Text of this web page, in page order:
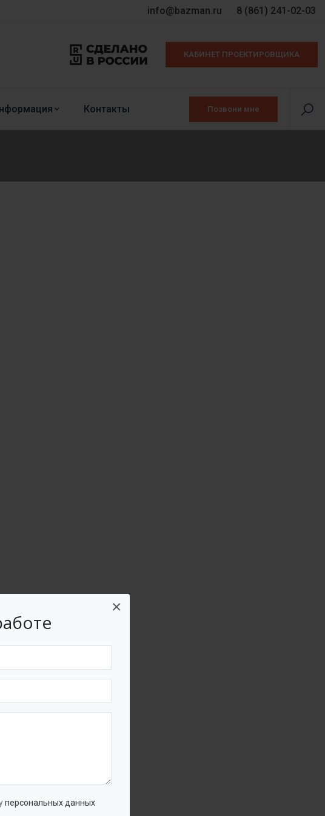
персональных данных
×
info@bazman.ru 8 (861) 241-02-03
КАБИНЕТ ПРОЕКТИРОВЩИКА
Контакты Позвони мне